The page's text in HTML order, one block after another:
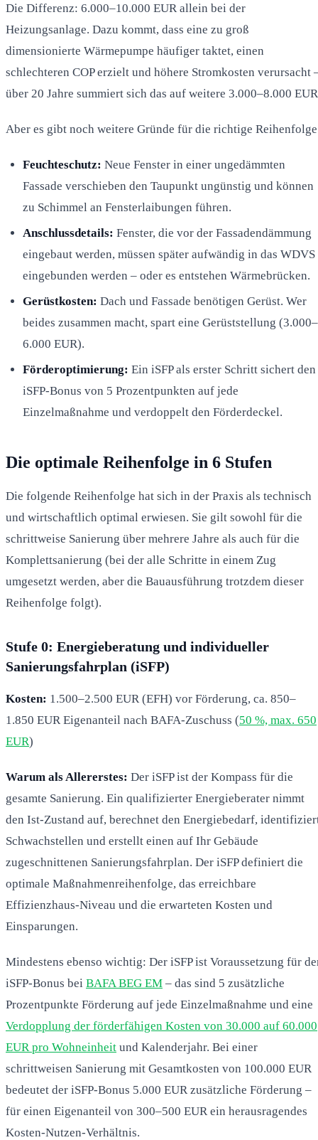
Die Differenz: 6.000–10.000 EUR allein bei der
Heizungsanlage. Dazu kommt, dass eine zu groß
dimensionierte Wärmepumpe häufiger taktet, einen
schlechteren COP erzielt und höhere Stromkosten verursacht
über 20 Jahre summiert sich das auf weitere 3.000–8.000
Aber es gibt noch weitere Gründe für die richtige
Feuchteschutz: Neue Fenster in einer ungedämmten
Fassade verschieben den Taupunkt ungünstig und können
zu Schimmel an Fensterlaibungen führen.
Anschlussdetails: Fenster, die vor der Fassadendämmung
eingebaut werden, müssen später aufwändig in das WDVS
eingebunden werden – oder es entstehen Wärmebrücken.
Gerüstkosten: Dach und Fassade benötigen Gerüst. Wer
beides zusammen macht, spart eine Gerüststellung (3.000–
6.000 EUR).
Förderoptimierung: Ein iSFP als erster Schritt sichert den
iSFP-Bonus von 5 Prozentpunkten auf jede
Einzelmaßnahme und verdoppelt den Förderdeckel.
Die optimale Reihenfolge in 6 Stufen
Die folgende Reihenfolge hat sich in der Praxis als technisch
und wirtschaftlich optimal erwiesen. Sie gilt sowohl für die
schrittweise Sanierung über mehrere Jahre als auch für die
Komplettsanierung (bei der alle Schritte in einem Zug
umgesetzt werden, aber die Bauausführung trotzdem dieser
Reihenfolge folgt).
Stufe 0: Energieberatung und individueller
Sanierungsfahrplan (iSFP)
Kosten: 1.500–2.500 EUR (EFH) vor Förderung, ca. 850–
1.850 EUR Eigenanteil nach BAFA-Zuschuss (50 %, max. 650
EUR)
Warum als Allererstes: Der iSFP ist der Kompass für die
gesamte Sanierung. Ein qualifizierter Energieberater nimmt
den Ist-Zustand auf, berechnet den Energiebedarf,
Schwachstellen und erstellt einen auf Ihr Gebäude
zugeschnittenen Sanierungsfahrplan. Der iSFP definiert die
optimale Maßnahmenreihenfolge, das erreichbare
Effizienzhaus-Niveau und die erwarteten Kosten und
Einsparungen.
Mindestens ebenso wichtig: Der iSFP ist Voraussetzung für
iSFP-Bonus bei BAFA BEG EM – das sind 5 zusätzliche
Prozentpunkte Förderung auf jede Einzelmaßnahme und eine
Verdopplung der förderfähigen Kosten von 30.000 auf 60.000
EUR pro Wohneinheit und Kalenderjahr. Bei einer
schrittweisen Sanierung mit Gesamtkosten von 100.000 EUR
bedeutet der iSFP-Bonus 5.000 EUR zusätzliche Förderung –
für einen Eigenanteil von 300–500 EUR ein herausragendes
Kosten-Nutzen-Verhältnis.